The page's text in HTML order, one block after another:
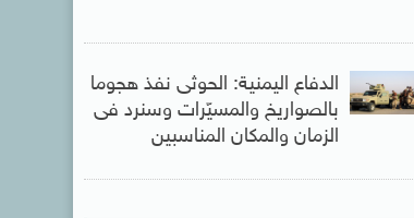
الدفاع اليمنية: الحوثى نفذ هجوما
بالصواريخ والمسيّرات وسنرد فى
الزمان والمكان المناسبين